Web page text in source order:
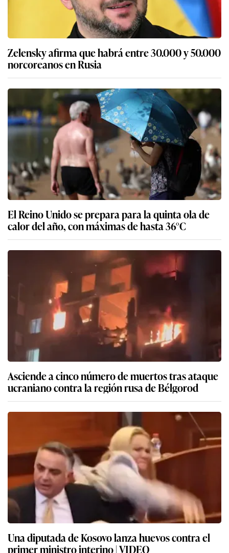
Zelensky afirma que habrá entre 30.000 y 50.000
norcoreanos en Rusia
El Reino Unido se prepara para la quinta ola de
calor del año, con máximas de hasta 36°C
Asciende a cinco número de muertos tras ataque
ucraniano contra la región rusa de Bélgorod
Una diputada de Kosovo lanza huevos contra el
primer ministro interino | VIDEO